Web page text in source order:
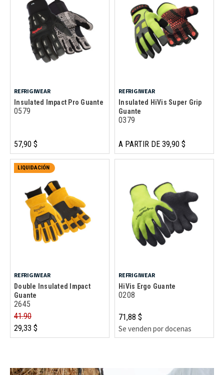
REFRIGIWEAR
Insulated Impact Pro Guante
0579
57,90 $
REFRIGIWEAR
Insulated HiVis Super Grip
Guante
0379
A PARTIR DE 39,90 $
LIQUIDACIÓN
REFRIGIWEAR
Double Insulated Impact
Guante
2645
41.90
29,33 $
REFRIGIWEAR
HiVis Ergo Guante
0208
71,88 $
Se venden por docenas